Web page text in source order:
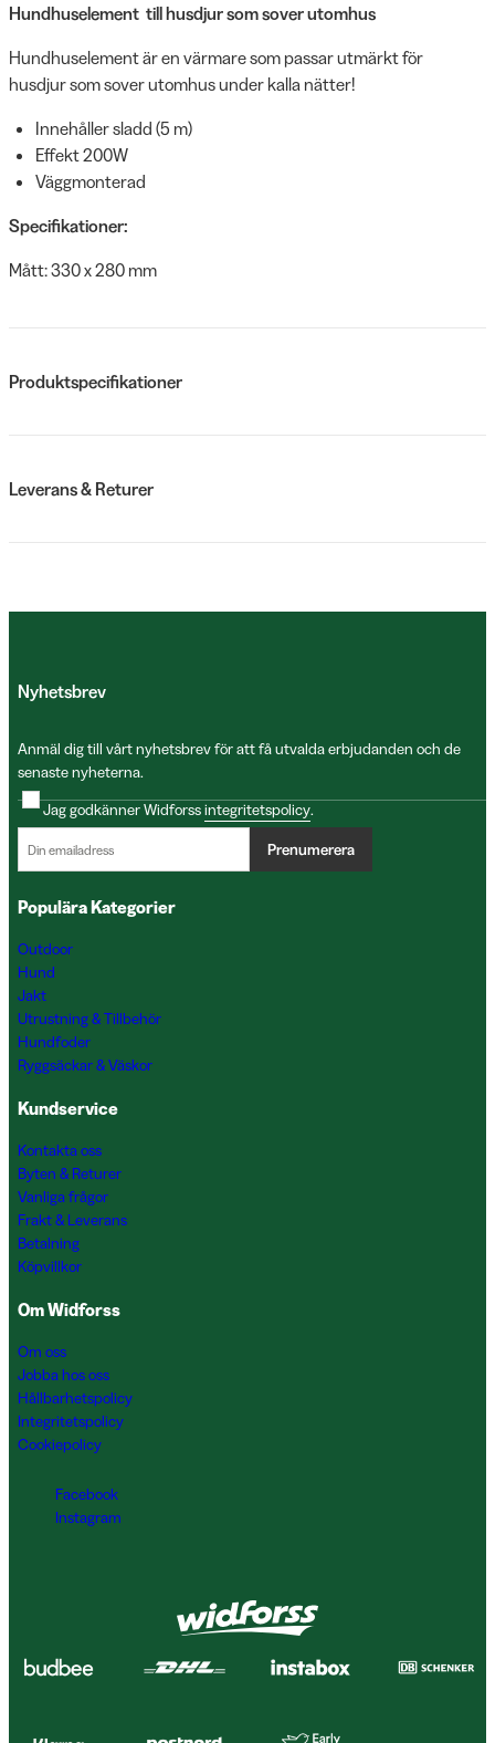
Hundhuselement till husdjur som sover utomhus
Hundhuselement är en värmare som passar utmärkt för
husdjur som sover utomhus under kalla nätter!
Innehåller sladd (5 m)
Effekt 200W
Väggmonterad
Specifikationer:
Mått: 330 x 280 mm
Produktspecifikationer
Leverans & Returer
Nyhetsbrev
Anmäl dig till vårt nyhetsbrev för att få utvalda erbjudanden och de
senaste nyheterna.
Jag godkänner Widforssintegritetspolicy.
Prenumerera
Populära Kategorier
Outdoor
Hund
Jakt
Utrustning & Tillbehör
Hundfoder
Ryggsäckar & Väskor
Kundservice
Kontakta oss
Byten & Returer
Vanliga frågor
Frakt & Leverans
Betalning
Köpvillkor
Om Widforss
Om oss
Jobba hos oss
Hållbarhetspolicy
Integritetspolicy
Cookiepolicy
Facebook
Instagram